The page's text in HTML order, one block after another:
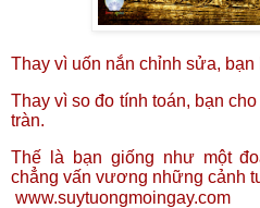
Thay vì uốn nắn chỉnh sửa,
Thay vì so đo tính toán, bạn
tràn.
Thế là bạn giống như một
chẳng vấn vương những cảnh
www.suytuongmoingay.com